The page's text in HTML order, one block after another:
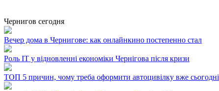
Чернигов сегодня
Вечер дома в Чернигове: как онлайнкино постепенно стал
Роль ІТ у відновленні економіки Чернігова після кризи
ТОП 5 причин, чому треба оформити автоцивілку вже сьогодні